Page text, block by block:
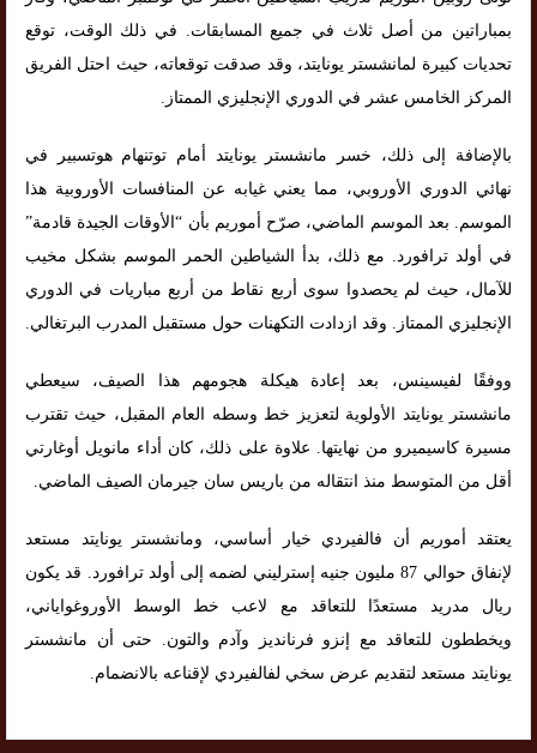
بمباراتين من أصل ثلاث في جميع المسابقات. في ذلك الوقت، توقع
تحديات كبيرة لمانشستر يونايتد، وقد صدقت توقعاته، حيث احتل الفريق
المركز الخامس عشر في الدوري الإنجليزي الممتاز.
بالإضافة إلى ذلك، خسر مانشستر يونايتد أمام توتنهام هوتسبير في
نهائي الدوري الأوروبي، مما يعني غيابه عن المنافسات الأوروبية هذا
الموسم. بعد الموسم الماضي، صرّح أموريم بأن “الأوقات الجيدة قادمة”
في أولد ترافورد. مع ذلك، بدأ الشياطين الحمر الموسم بشكل مخيب
للآمال، حيث لم يحصدوا سوى أربع نقاط من أربع مباريات في الدوري
الإنجليزي الممتاز. وقد ازدادت التكهنات حول مستقبل المدرب البرتغالي.
ووفقًا لفيسينس، بعد إعادة هيكلة هجومهم هذا الصيف، سيعطي
مانشستر يونايتد الأولوية لتعزيز خط وسطه العام المقبل، حيث تقترب
مسيرة كاسيميرو من نهايتها. علاوة على ذلك، كان أداء مانويل أوغارتي
أقل من المتوسط ​​منذ انتقاله من باريس سان جيرمان الصيف الماضي.
يعتقد أموريم أن فالفيردي خيار أساسي، ومانشستر يونايتد مستعد
لإنفاق حوالي 87 مليون جنيه إسترليني لضمه إلى أولد ترافورد. قد يكون
ريال مدريد مستعدًا للتعاقد مع لاعب خط الوسط الأوروغواياني،
ويخططون للتعاقد مع إنزو فرنانديز وآدم والتون. حتى أن مانشستر
يونايتد مستعد لتقديم عرض سخي لفالفيردي لإقناعه بالانضمام.